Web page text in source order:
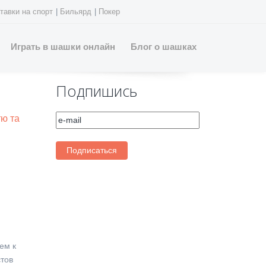
на спорт Бильярд Покер
Играть в шашки онлайн Блог о шашках
та
к
Подпишись